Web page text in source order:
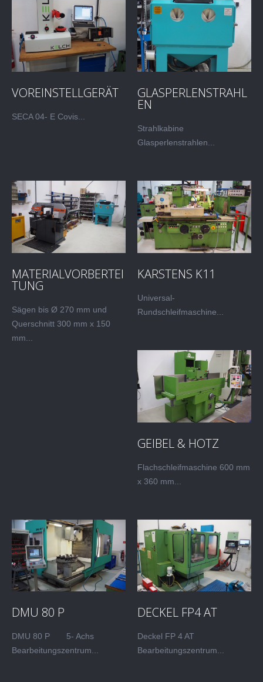
VOREINSTELLGERÄT
SECA 04- E Covis...
GLASPERLENSTRAHL
EN
Strahlkabine
Glasperlenstrahlen...
MATERIALVORBERTEI
TUNG
Sägen bis Ø 270 mm und
Querschnitt 300 mm x 150
mm...
KARSTENS K11
Universal-
Rundschleifmaschine...
GEIBEL & HOTZ
Flachschleifmaschine 600 mm
x 360 mm...
DMU 80 P
DMU 80 P 5- Achs
Bearbeitungszentrum...
DECKEL FP4 AT
Deckel FP 4 AT
Bearbeitungszentrum...